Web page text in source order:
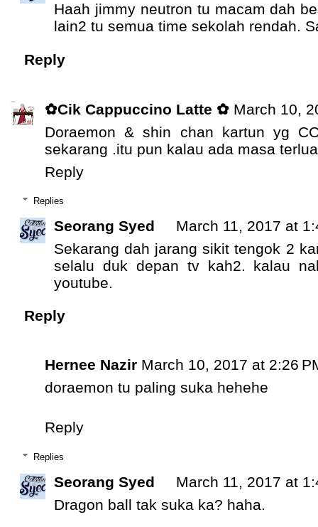
Haah jimmy neutron tu macam dah
lain2 tu semua time sekolah rendah.
Reply
✿Cik Cappuccino Latte ✿ March 10,
Doraemon & shin chan kartun yg
sekarang .itu pun kalau ada masa
Reply
Replies
Seorang Syed
March 11, 2017 at
Sekarang dah jarang sikit tengok 2
selalu duk depan tv kah2. kalau
youtube.
Reply
Hernee Nazir March 10, 2017 at 2:26
doraemon tu paling suka hehehe
Reply
Replies
Seorang Syed
March 11, 2017 at
Dragon ball tak suka ka? haha.